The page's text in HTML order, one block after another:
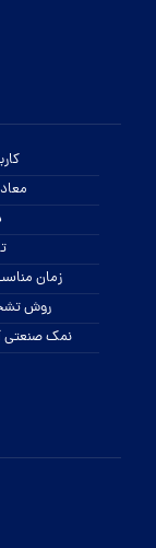
زمان
روش
نمک صنعتی